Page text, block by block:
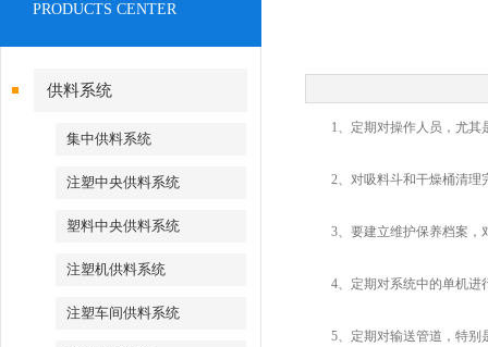
PRODUCTS CENTER
供料系统
集中供料系统
注塑中央供料系统
塑料中央供料系统
注塑机供料系统
注塑车间供料系统
1、定期对操作人员，尤其
2、对吸料斗和干燥桶清理
3、要建立维护保养档案，
4、定期对系统中的单机进
5、定期对输送管道，特别